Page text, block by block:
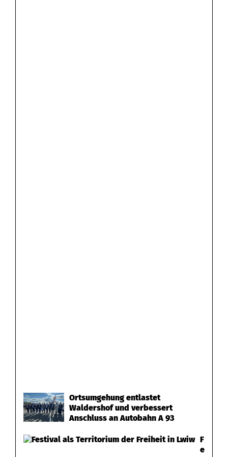
Ortsumgehung entlastet
Waldershof und verbessert
Anschluss an Autobahn A 93
F
e